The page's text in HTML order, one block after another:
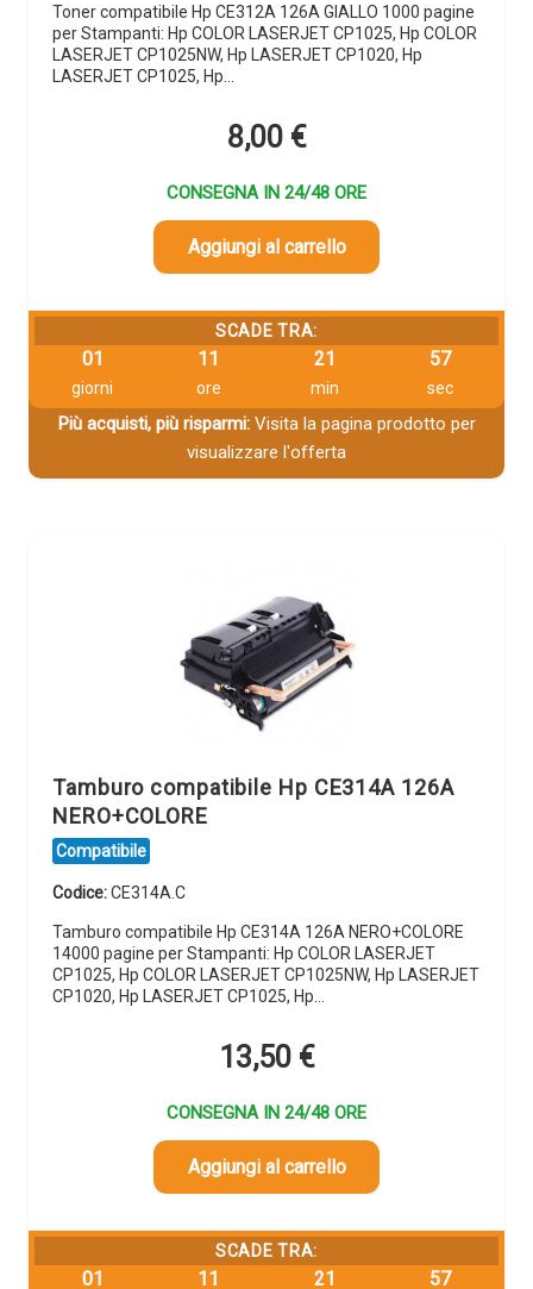
Toner compatibile Hp CE312A 126A GIALLO 1000 pagine
per Stampanti: Hp COLOR LASERJET CP1025, Hp COLOR
LASERJET CP1025NW, Hp LASERJET CP1020, Hp
LASERJET CP1025, Hp…
8,00 €
CONSEGNA IN 24/48 ORE
Aggiungi al carrello
SCADE TRA:
01
giorni
11
ore
21
min
56
sec
Più acquisti, più risparmi:Visita la pagina prodotto per
visualizzare l'offerta
Tamburo compatibile Hp CE314A 126A
NERO+COLORE
Compatibile
Codice:CE314A.C
Tamburo compatibile Hp CE314A 126A NERO+COLORE
14000 pagine per Stampanti: Hp COLOR LASERJET
CP1025, Hp COLOR LASERJET CP1025NW, Hp LASERJET
CP1020, Hp LASERJET CP1025, Hp…
13,50 €
CONSEGNA IN 24/48 ORE
Aggiungi al carrello
SCADE TRA:
01 11 21 56